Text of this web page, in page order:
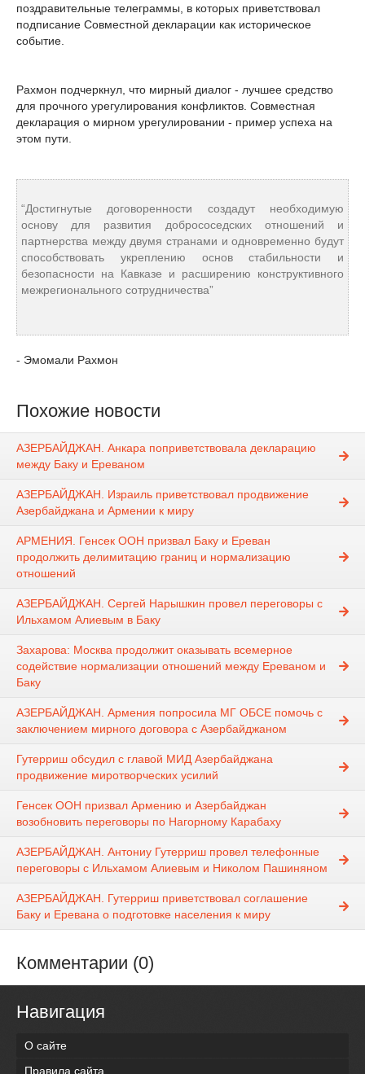
поздравительные телеграммы, в которых приветствовал
подписание Совместной декларации как историческое
событие.
Рахмон подчеркнул, что мирный диалог - лучшее средство
для прочного урегулирования конфликтов. Совместная
декларация о мирном урегулировании - пример успеха на
этом пути.
“Достигнутые договоренности создадут необходимую
основу для развития добрососедских отношений и
партнерства между двумя странами и одновременно будут
способствовать укреплению основ стабильности и
безопасности на Кавказе и расширению конструктивного
межрегионального сотрудничества”
- Эмомали Рахмон
Похожие новости
АЗЕРБАЙДЖАН. Анкара поприветствовала декларацию
между Баку и Ереваном
АЗЕРБАЙДЖАН. Израиль приветствовал продвижение
Азербайджана и Армении к миру
АРМЕНИЯ. Генсек ООН призвал Баку и Ереван
продолжить делимитацию границ и нормализацию
отношений
АЗЕРБАЙДЖАН. Сергей Нарышкин провел переговоры с
Ильхамом Алиевым в Баку
Захарова: Москва продолжит оказывать всемерное
содействие нормализации отношений между Ереваном и
Баку
АЗЕРБАЙДЖАН. Армения попросила МГ ОБСЕ помочь с
заключением мирного договора с Азербайджаном
Гутерриш обсудил с главой МИД Азербайджана
продвижение миротворческих усилий
Генсек ООН призвал Армению и Азербайджан
возобновить переговоры по Нагорному Карабаху
АЗЕРБАЙДЖАН. Антониу Гутерриш провел телефонные
переговоры с Ильхамом Алиевым и Николом Пашиняном
АЗЕРБАЙДЖАН. Гутерриш приветствовал соглашение
Баку и Еревана о подготовке населения к миру
Комментарии (0)
Навигация
О сайте
Правила сайта